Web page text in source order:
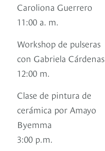
Caroliona Guerrero
11:00 a. m.
Workshop de pulseras
con Gabriela Cárdenas
12:00 m.
Clase de pintura de
cerámica por Amayo
Byemma
3:00 p.m.